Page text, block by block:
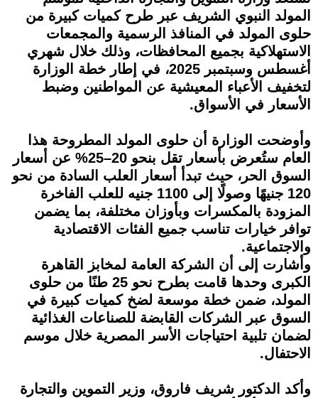
المولد النبوي الشريف عبر طرح كميات كبيرة من
حلوى المولد في المنافذ الرسمية والمجمعات
الاستهلاكية بجميع المحافظات، وذلك خلال شهري
أغسطس وسبتمبر 2025، في إطار خطة الوزارة
لتخفيف الأعباء المعيشية عن المواطنين وضبط
الأسعار في الأسواق.
وأوضحت الوزارة أن حلوى المولد المطروحة هذا
العام ستُعرض بأسعار تقل بنحو 20–25% عن أسعار
السوق الحر، حيث تبدأ أسعار العلب السادة من نحو
120 جنيهًا وصولًا إلى 1100 جنيه للعلب الفاخرة
المزودة بالمكسرات وبأوزان مختلفة، بما يضمن
توافر خيارات تناسب جميع الفئات الاقتصادية
والاجتماعية.
وأشارت إلى أن الشركة العامة لمخابز القاهرة
الكبرى وحدها قامت بطرح نحو 25 طنًا من حلوى
المولد، ضمن خطة موسعة لضخ كميات كبيرة في
السوق عبر الشركات القابضة للصناعات الغذائية
لضمان تلبية احتياجات الأسر المصرية خلال موسم
الاحتفال.
وأكد الدكتور شريف فاروق، وزير التموين والتجارة